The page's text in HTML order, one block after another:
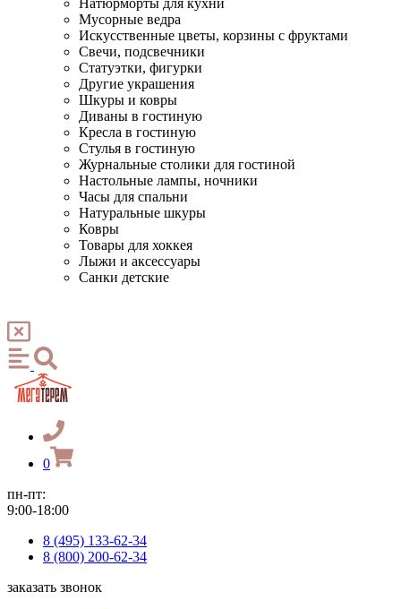
Натюрморты для кухни
Мусорные ведра
Искусственные цветы, корзины с фруктами
Свечи, подсвечники
Статуэтки, фигурки
Другие украшения
Шкуры и ковры
Диваны в гостиную
Кресла в гостиную
Стулья в гостиную
Журнальные столики для гостиной
Настольные лампы, ночники
Часы для спальни
Натуральные шкуры
Ковры
Товары для хоккея
Лыжи и аксессуары
Санки детские
0
пн-пт:
9:00-18:00
8 (495) 133-62-34
8 (800) 200-62-34
заказать звонок